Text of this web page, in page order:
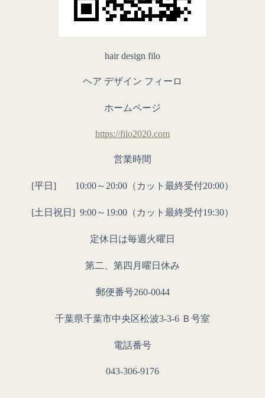
hair design filo
ヘア デザイン フィーロ
ホームページ
https://filo2020.com
営業時間
[平日] 10:00～20:00（カット最終受付20:00）
[土日祝日] 9:00～19:00（カット最終受付19:30）
定休日は毎週火曜日
第二、第四月曜日休み
郵便番号260-0044
千葉県千葉市中央区松波3-3-6 Ｂ号室
電話番号
043-306-9176